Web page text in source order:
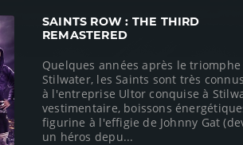
SAINTS ROW : THE THIRD
REMASTERED
Quelques années après le triomphe
Stilwater, les Saints sont très
à l'entreprise Ultor conquise à
vestimentaire, boissons
figurine à l'effigie de Johnny Gat
un héros depu...